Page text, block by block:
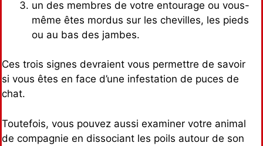
un des membres de votre entourage ou vous-
même êtes mordus sur les chevilles, les pieds
ou au bas des jambes.
Ces trois signes devraient vous permettre de savoir
si vous êtes en face d’une infestation de puces de
chat.
Toutefois, vous pouvez aussi examiner votre animal
de compagnie en dissociant les poils autour de son